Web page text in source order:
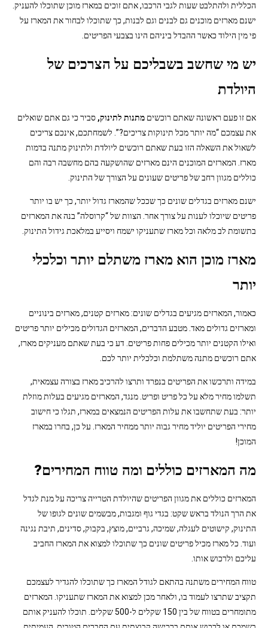
הכללית ולהתלבט שעות לגבי הרכבו, אתם זוכים במארז מוכן שתוכלו להעניק.
ישנם מארזים מוכנים גם לבנים וגם לבנות, כך שתוכלו לבחור את המארז על
פי מין הילוד כאשר ההבדל ביניהם הינו בצבעי הפריטים.
יש מי שחשב בשבליכם על הצרכים של
היולדת
אם זו פעם ראשונה שאתם רוכשים מתנות לתינוק, סביר כי גם אתם שואלים
את עצמכם “מה יותר מכל תינוקות צריכים?”. לשמחתכם, אינכם צריכים
לשאול את השאלה הזו בעת שאתם רוכשים ליולדת ולתינוק מתנה בדמות
מארז. המארזים המוכנים הינם מארזים שהושקעה בהם מחשבה רבה והם
כוללים מגוון רחב של פריטים שעונים על הצורך של התינוק.
ישנם מארזים בגדלים שונים כך שככל שהמארז גדול יותר, כך יש בו יותר
פריטים שיוכלו לענות על צורך אחר. הצוות של “קרוסלה” בנה את המארזים
בתשומת לב מלאה וכל מארז שתעניקו ישמח ויסייע במלאכת גידול התינוק.
מארז מוכן הוא מארז משתלם יותר וכלכלי
יותר
כאמור, המארזים מגיעים בגדלים שונים: מארזים קטנים, מארזים בינוניים
ומארזים גדולים מאד. מטבע הדברים, המארזים הגדולים מכילים יותר פריטים
ואילו הקטנים יותר מכילים פחות פריטים. דע כי בעת שאתם מעניקים מארז,
אתם רוכשים מתנה משתלמת וכלכלית יותר לכם.
במידה ותרכשו את הפריטים בנפרד ותרצו להרכיב מארז בצורה עצמאית,
תשלמו מחיר מלא על כל פריט ופריט. מנגד, המארזים מגיעים בעלות מוזלת
יותר: בעת שתחשבו את עלות הפריטים הנמצאים במארז, תגלו כי חישוב
מחירי הפריטים יוליד מחיר גבוה יותר ממחיר המארז. על כן, בחרו במארז
המוכן!
מה המארזים כוללים ומה טווח המחירים?
המארזים כוללים את מגוון הפריטים שהיולדת הטרייה צריכה על מנת לגדל
את הרך הנולד בראש שקט: בגדי גוף ומגבות, מבשמים שונים לגופו של
התינוק, קישוטים לעגלה, שמיכה, גרביים, מוצץ, בקבוק, סדינים, תיבת נגינה
ועוד. כל מארז מכיל פריטים שונים כך שתוכלו למצוא את המארז החביב
עליכם ולרכוש אותו.
טווח המחירים משתנה בהתאם לגודל המארז כך שתוכלו להגדיר לעצמכם
תקציב שתרצו לעמוד בו, ולאחר מכן למצוא את המארז שתעניקו. המארזים
מתומחרים בטווח של בין 150 שקלים ל-500 שקלים. תוכלו להעניק אותם